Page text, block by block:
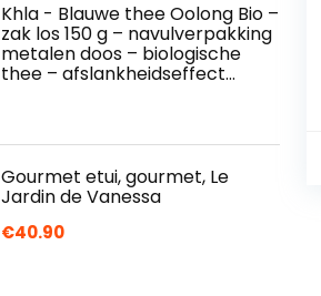
Khla - Blauwe thee Oolong Bio –
zak los 150 g – navulverpakking
metalen doos – biologische
thee – afslankheidseffect…
Gourmet etui, gourmet, Le
Jardin de Vanessa
€40.90